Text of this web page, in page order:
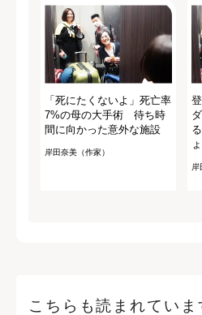
「死にたくないよ」死亡率
7%の母の大手術 待ち時
間に向かった意外な施設
岸田奈美（作家）
岸
こちらも読まれていま